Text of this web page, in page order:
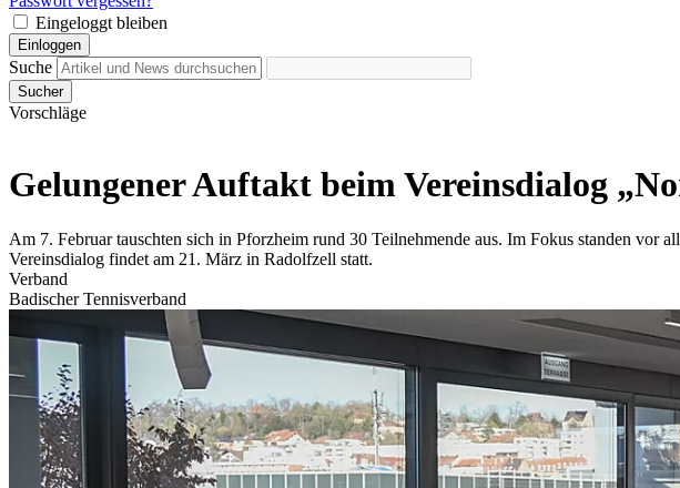
Eingeloggt bleiben
Einloggen
Suche
Sucher
Vorschläge
Gelungener Auftakt beim Vereinsdialog
Am 7. Februar tauschten sich in Pforzheim rund 30 Teilnehmende aus. Im Fokus standen vor
Vereinsdialog findet am 21. März in Radolfzell statt.
Verband
Badischer Tennisverband